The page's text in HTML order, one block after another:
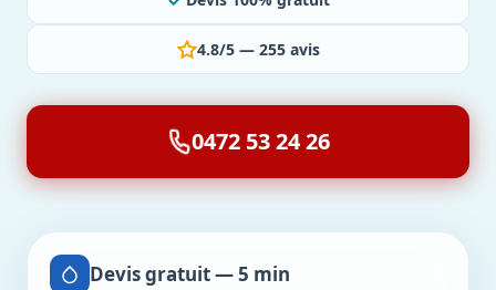
4.8/5 — 255 avis
0472 53 24 26
Devis gratuit — 5 min